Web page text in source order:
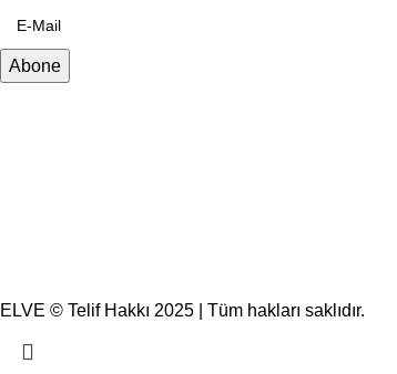
ELVE © Telif Hakkı 2025 | Tüm hakları saklıdır.